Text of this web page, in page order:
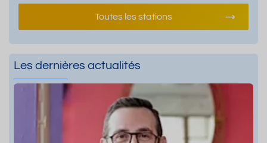
Toutes les stations
Les dernières actualités